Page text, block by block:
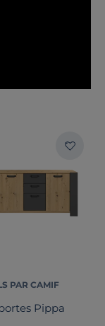
PAR CAMIF
Pippa